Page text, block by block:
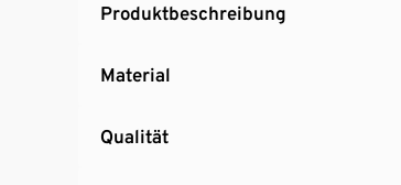
Produktbeschreibung
Material
Qualität